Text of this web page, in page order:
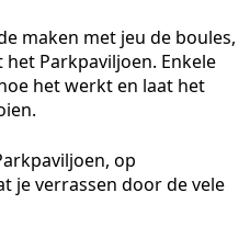
maken met jeu de boules,
Parkpaviljoen. Enkele
het werkt en laat het
op
je verrassen door de vele